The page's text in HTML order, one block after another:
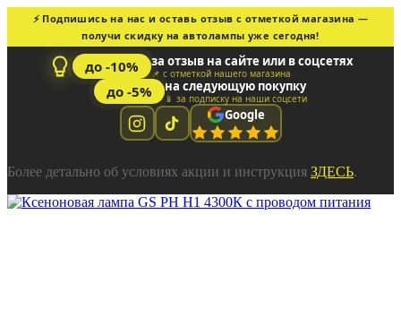
⚡ Подпишись на нас и оставь отзыв с отметкой магазина —
получи скидку на автолампы уже сегодня!
до -10% за отзыв на сайте или в соцсетях
📌 с отметкой нашего магазина
до -5% на следующую покупку
📱 за подписку на наши соцсети
Google
Более детально об условиях акции и инструкция ЗДЕСЬ.